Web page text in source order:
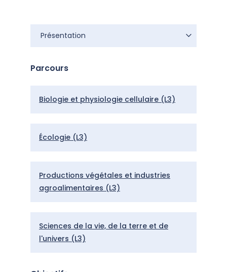
Présentation
Présentation
Parcours
Biologie et physiologie cellulaire (L3)
Écologie (L3)
Productions végétales et industries
agroalimentaires (L3)
Sciences de la vie, de la terre et de
l'univers (L3)